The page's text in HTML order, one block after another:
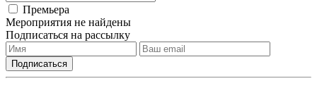
Премьера
Мероприятия не найдены
Подписаться на рассылку